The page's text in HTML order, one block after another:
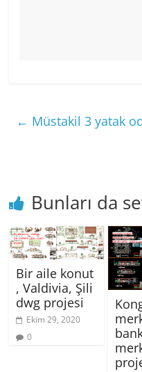
← Müstakil 3 yatak
Bunları da
Bir aile konut
, Valdivia, Şili
dwg projesi
Ekim 29, 2020
0